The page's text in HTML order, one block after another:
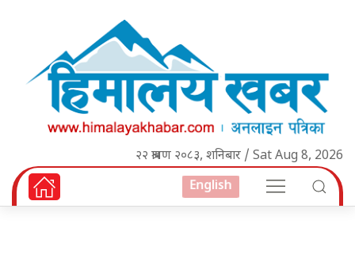
२२ श्रावण २०८३, शनिबार / Sat Aug 8, 2026
English